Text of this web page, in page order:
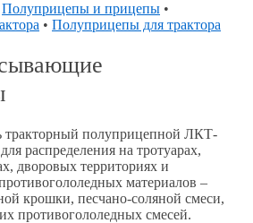
Полуприцепы и прицепы •
• Полуприцепы для трактора
тракторный полуприцепной ЛКТ-
распределения на тротуарах,
дворовых территориях и
материалов –
крошки, песчано-соляной смеси,
противогололедных смесей.